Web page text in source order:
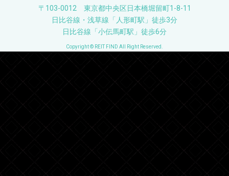
〒103-0012 東京都中央区日本橋堀留町1-8-11
日比谷線・浅草線「人形町駅」徒歩3分
日比谷線「小伝馬町駅」徒歩6分
Copyright © REIT FIND All Right Reserved.